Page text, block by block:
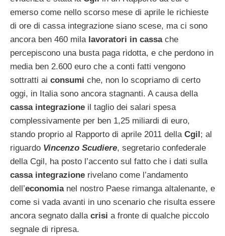
emerso come nello scorso mese di aprile le richieste
di ore di cassa integrazione siano scese, ma ci sono
ancora ben 460 mila lavoratori in cassache
percepiscono una busta paga ridotta, e che perdono in
media ben 2.600 euro che a conti fatti vengono
sottratti ai consumi che, non lo scopriamo di certo
oggi, in Italia sono ancora stagnanti. A causa della
cassa integrazione il taglio dei salari spesa
complessivamente per ben 1,25 miliardi di euro,
stando proprio al Rapporto di aprile 2011 della Cgil; al
riguardo Vincenzo Scudiere, segretario confederale
della Cgil, ha posto l’accento sul fatto che i dati sulla
cassa integrazione rivelano come l’andamento
dell’economianel nostro Paese rimanga altalenante, e
come si vada avanti in uno scenario che risulta essere
ancora segnato dalla crisi a fronte di qualche piccolo
segnale di ripresa.